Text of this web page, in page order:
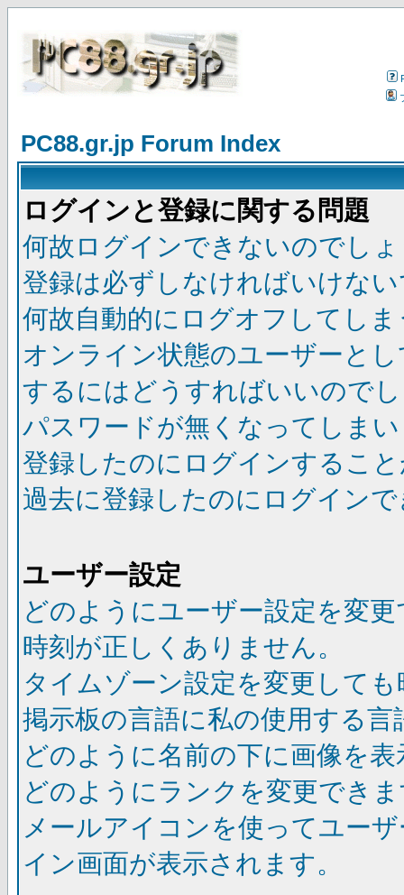
PC88.gr.jp Forum Index
ログインと登録に関する問題
何故ログインできないのでし
登録は必ずしなければいけな
何故自動的にログオフしてし
オンライン状態のユーザーと
するにはどうすればいいので
パスワードが無くなってしま
登録したのにログインするこ
過去に登録したのにログイン
ユーザー設定
どのようにユーザー設定を変
時刻が正しくありません。
タイムゾーン設定を変更して
掲示板の言語に私の使用する
どのように名前の下に画像を
どのようにランクを変更でき
メールアイコンを使ってユー
イン画面が表示されます。